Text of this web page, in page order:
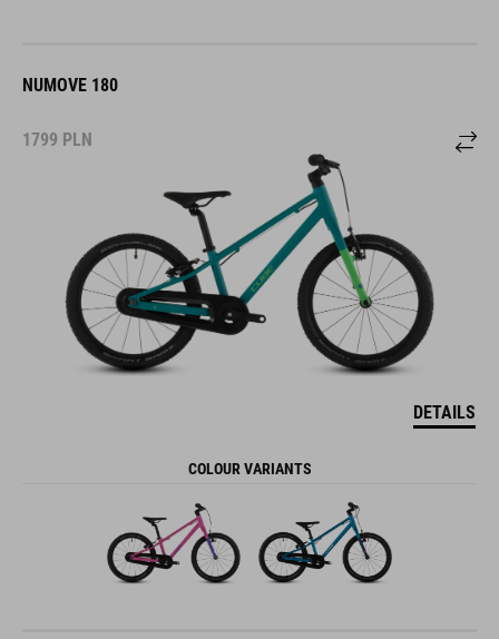
NUMOVE 180
1799 PLN
DETAILS
COLOUR VARIANTS